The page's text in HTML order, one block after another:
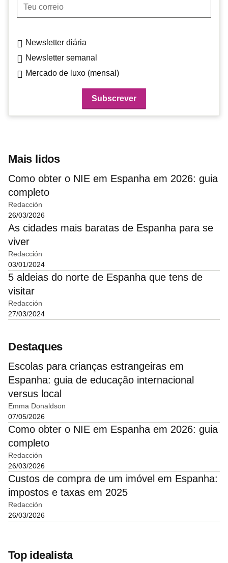
Newsletter diária
Newsletter semanal
Mercado de luxo (mensal)
Mais lidos
Como obter o NIE em Espanha em 2026: guia
completo
Redacción
26/03/2026
As cidades mais baratas de Espanha para se
viver
Redacción
03/01/2024
5 aldeias do norte de Espanha que tens de
visitar
Redacción
27/03/2024
Destaques
Escolas para crianças estrangeiras em
Espanha: guia de educação internacional
versus local
Emma Donaldson
07/05/2026
Como obter o NIE em Espanha em 2026: guia
completo
Redacción
26/03/2026
Custos de compra de um imóvel em Espanha:
impostos e taxas em 2025
Redacción
26/03/2026
Top idealista